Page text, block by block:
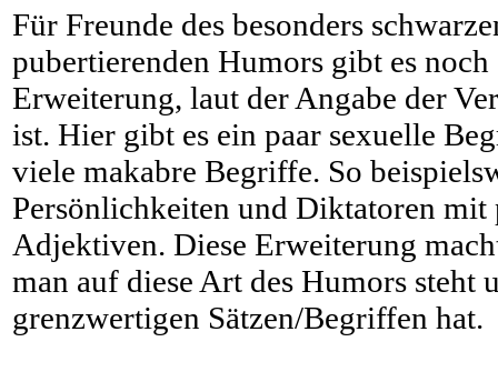
Für Freunde des besonders
pubertierenden Humors gibt es
Erweiterung, laut der Angabe der
ist. Hier gibt es ein paar sexuelle
viele makabre Begriffe. So
Persönlichkeiten und Diktatoren mit
Adjektiven. Diese Erweiterung
man auf diese Art des Humors steht
grenzwertigen Sätzen/Begriffen hat.